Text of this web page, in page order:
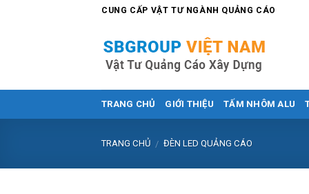
CUNG CẤP VẬT TƯ NGÀNH QUẢNG CÁO
TRANG CHỦ GIỚI THIỆU TẤM NHÔM ALU
TRANG CHỦ / ĐÈN LED QUẢNG CÁO